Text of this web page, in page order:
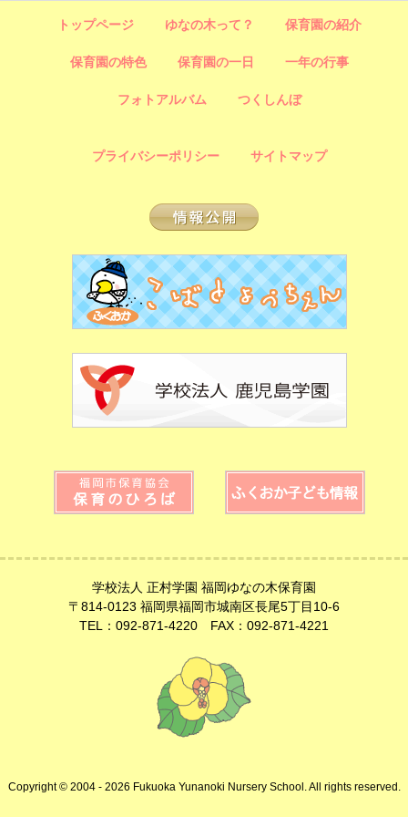
トップページ ゆなの木って？ 保育園の紹介
保育園の特色 保育園の一日 一年の行事
フォトアルバム つくしんぼ
プライバシーポリシー サイトマップ
学校法人 正村学園 福岡ゆなの木保育園
〒814-0123 福岡県福岡市城南区長尾5丁目10-6
TEL：092-871-4220 FAX：092-871-4221
Copyright © 2004 - 2026 Fukuoka Yunanoki Nursery School. All rights reserved.